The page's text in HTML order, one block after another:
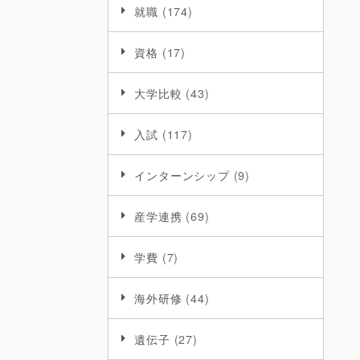
就職 (174)
資格 (17)
大学比較 (43)
入試 (117)
インターンシップ(9)
産学連携 (69)
学費 (7)
海外研修 (44)
遺伝子 (27)